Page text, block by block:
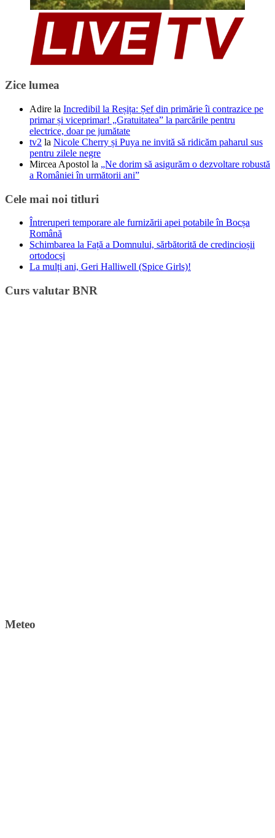
Zice lumea
Adire la Incredibil la Reșița: Șef din primărie îi contrazice pe
primar și viceprimar! „Gratuitatea” la parcările pentru
electrice, doar pe jumătate
tv2 la Nicole Cherry și Puya ne invită să ridicăm paharul sus
pentru zilele negre
Mircea Apostol la „Ne dorim să asigurăm o dezvoltare robustă
a României în următorii ani”
Cele mai noi titluri
Întreruperi temporare ale furnizării apei potabile în Bocșa
Română
Schimbarea la Față a Domnului, sărbătorită de credincioșii
ortodocși
La mulți ani, Geri Halliwell (Spice Girls)!
Curs valutar BNR
Meteo